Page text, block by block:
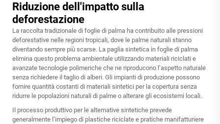
Riduzione dell'impatto sulla
deforestazione
La raccolta tradizionale di foglie di palma ha contribuito alle pressioni
deforestative nelle regioni tropicali, dove le palme naturali stanno
diventando sempre più scarse. La paglia sintetica in foglie di palma
elimina questo problema ambientale utilizzando materiali riciclati e
avanzate tecnologie polimeriche che ne riproducono l’aspetto naturale
senza richiedere il taglio di alberi. Gli impianti di produzione possono
fornire quantità costanti di materiali sintetici per la copertura senza
ridurre le popolazioni naturali di palme o alterare gli ecosistemi locali.
Il processo produttivo per le alternative sintetiche prevede
generalmente l’impiego di plastiche riciclate e pratiche manifatturiere